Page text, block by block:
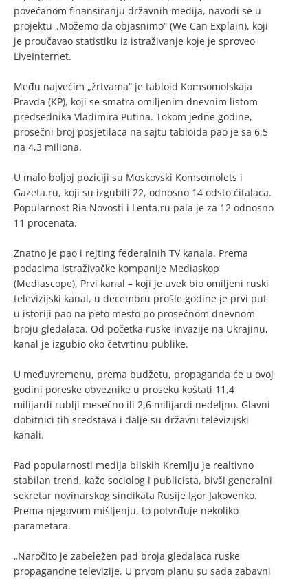
povećanom finansiranju državnih medija, navodi se u
projektu „Možemo da objasnimo“ (We Can Explain), koji
je proučavao statistiku iz istraživanje koje je sproveo
LiveInternet.
Među najvećim „žrtvama“ je tabloid Komsomolskaja
Pravda (KP), koji se smatra omiljenim dnevnim listom
predsednika Vladimira Putina. Tokom jedne godine,
prosečni broj posjetilaca na sajtu tabloida pao je sa 6,5
na 4,3 miliona.
U malo boljoj poziciji su Moskovski Komsomolets i
Gazeta.ru, koji su izgubili 22, odnosno 14 odsto čitalaca.
Popularnost Ria Novosti i Lenta.ru pala je za 12 odnosno
11 procenata.
Znatno je pao i rejting federalnih TV kanala. Prema
podacima istraživačke kompanije Mediaskop
(Mediascope), Prvi kanal – koji je uvek bio omiljeni ruski
televizijski kanal, u decembru prošle godine je prvi put
u istoriji pao na peto mesto po prosečnom dnevnom
broju gledalaca. Od početka ruske invazije na Ukrajinu,
kanal je izgubio oko četvrtinu publike.
U međuvremenu, prema budžetu, propaganda će u ovoj
godini poreske obveznike u proseku koštati 11,4
milijardi rublji mesečno ili 2,6 milijardi nedeljno. Glavni
dobitnici tih sredstava i dalje su državni televizijski
kanali.
Pad popularnosti medija bliskih Kremlju je realtivno
stabilan trend, kaže sociolog i publicista, bivši generalni
sekretar novinarskog sindikata Rusije Igor Jakovenko.
Prema njegovom mišljenju, to potvrđuje nekoliko
parametara.
„Naročito je zabeležen pad broja gledalaca ruske
propagandne televizije. U prvom planu su sada zabavni